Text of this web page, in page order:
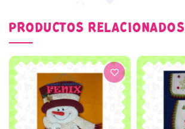
PRODUCTOS RELACIONADOS